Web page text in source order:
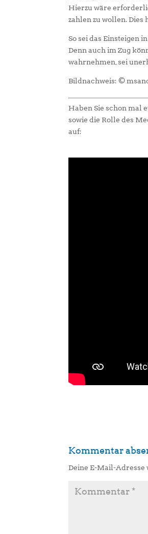
Hierzu wäre
zahlen zu wollen.
So sei das Einsteigen
Denn auch im Zug
wahrnehmen, sei
Bildnachweis: ©
Haben Sie schon mal
sowie die Rolle des
auf:
Kommentar
Deine E-Mail-